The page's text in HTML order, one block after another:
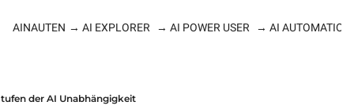
AINAUTEN → AI EXPLORER → AI POWER USER → AI AUTOMATION
der AI Unabhängigkeit